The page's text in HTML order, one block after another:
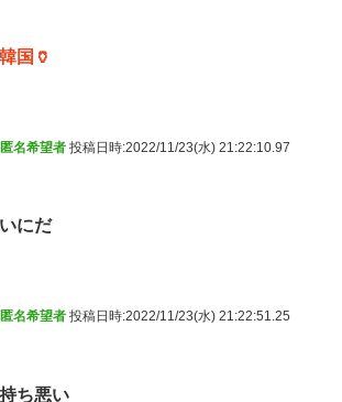
国🏺
名希望者 投稿日時:2022/11/23(水) 21:22:10.97
にだ
名希望者 投稿日時:2022/11/23(水) 21:22:51.25
ち悪い